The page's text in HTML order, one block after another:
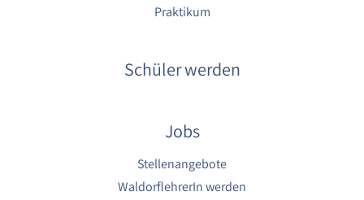
Praktikum
Schüler werden
Jobs
Stellenangebote
WaldorflehrerIn werden